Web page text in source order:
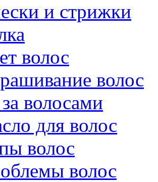
и стрижки
волос
волос
волосами
для волос
волос
волос